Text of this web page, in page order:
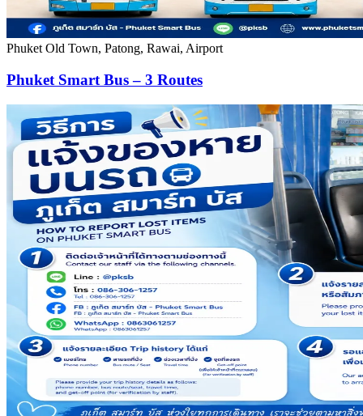
Phuket Old Town, Patong, Rawai, Airport
Phuket Smart Bus – 3 Routes